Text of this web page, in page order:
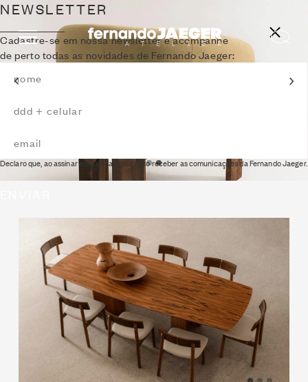
POLTRONA TERÊ
NEWSLETTER
Cadastre-se em nossa newsletter e acompanhe
de perto todas as novidades de Fernando Jaeger:
Declaro que, ao assinar esse cadastro, aceito receber as comunicações da Fernando Jaeger.